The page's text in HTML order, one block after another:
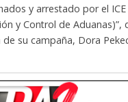
y arrestado por el ICE
y Control de Aduanas)”,
de su campaña, Dora